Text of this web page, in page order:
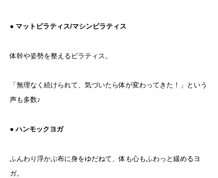
● マットピラティス/マシンピラティス
体幹や姿勢を整えるピラティス。
「無理なく続けられて、気づいたら体が変わってきた！」という
声も多数♪
● ハンモックヨガ
ふんわり浮かぶ布に身をゆだねて、体も心もふわっと緩めるヨ
ガ。